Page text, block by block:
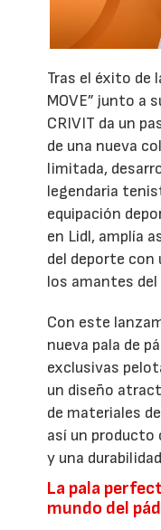
Tras el éxito de
MOVE” junto a
CRIVIT da un
de una nueva
limitada,
legendaria
equipación
en Lidl, amplía
del deporte con
los amantes del
Con este
nueva pala de
exclusivas
un diseño
de materiales
así un
y una
La pala
mundo del